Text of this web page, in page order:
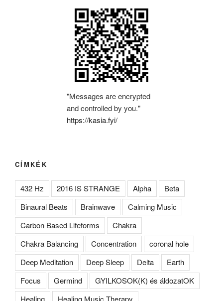
"Messages are encrypted
and controlled by you."
https://kasia.fyi/
CÍMKÉK
432 Hz 2016 IS STRANGE Alpha
Beta
Binaural Beats
Brainwave
Calming Music
Carbon Based Lifeforms
Chakra
Chakra Balancing
Concentration
coronal hole
Deep Meditation
Deep Sleep Delta
Earth
Focus
Germind
GYILKOSOK(K) és áldozatOK